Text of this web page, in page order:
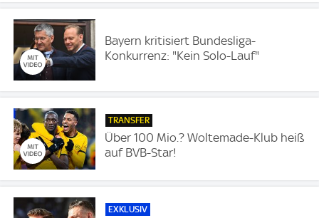
Bayern kritisiert Bundesliga-
Konkurrenz: "Kein Solo-Lauf"
TRANSFER
Über 100 Mio.? Woltemade-Klub heiß
auf BVB-Star!
EXKLUSIV